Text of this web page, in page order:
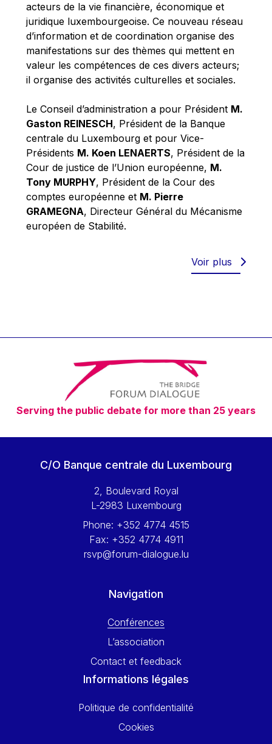
Mireille Delmas-Marty
Nobuo Tanaka
Otmar Issing
Paolo Mengozzi
Paschal Donohoe
Pat Cox
Patrizia Nanz
Philippe Maystadt
Pierre Gramegna
Richard Pelly
Robert Goebbels
Robert REYNDERS
Timothy Radcliffe
Vaclav Klaus
Vassilios Skouris
Vítor Manuel da Silva Caldeira
Viviane Reding
Walter Hagg
Wolfgang Ketterle
Yossi Beillin
Yves FRANCHET
acteurs de la vie financière, économique et
juridique luxembourgeoise. Ce nouveau réseau
d’information et de coordination organise des
manifestations sur des thèmes qui mettent en
valeur les compétences de ces divers acteurs;
il organise des activités culturelles et sociales.
Le Conseil d’administration a pour Président M.
Gaston REINESCH, Président de la Banque
centrale du Luxembourg et pour Vice-
Présidents M. Koen LENAERTS, Président de la
Cour de justice de l’Union européenne, M.
Tony MURPHY, Président de la Cour des
comptes européenne et M. Pierre
GRAMEGNA, Directeur Général du Mécanisme
européen de Stabilité.
Voir plus
Serving the public debate for more than 25 years
C/O Banque centrale du Luxembourg
2, Boulevard Royal
L-2983 Luxembourg
Phone: +352 4774 4515
Fax: +352 4774 4911
rsvp@forum-dialogue.lu
Navigation
Conférences
L’association
Contact et feedback
Informations légales
Politique de confidentialité
Cookies